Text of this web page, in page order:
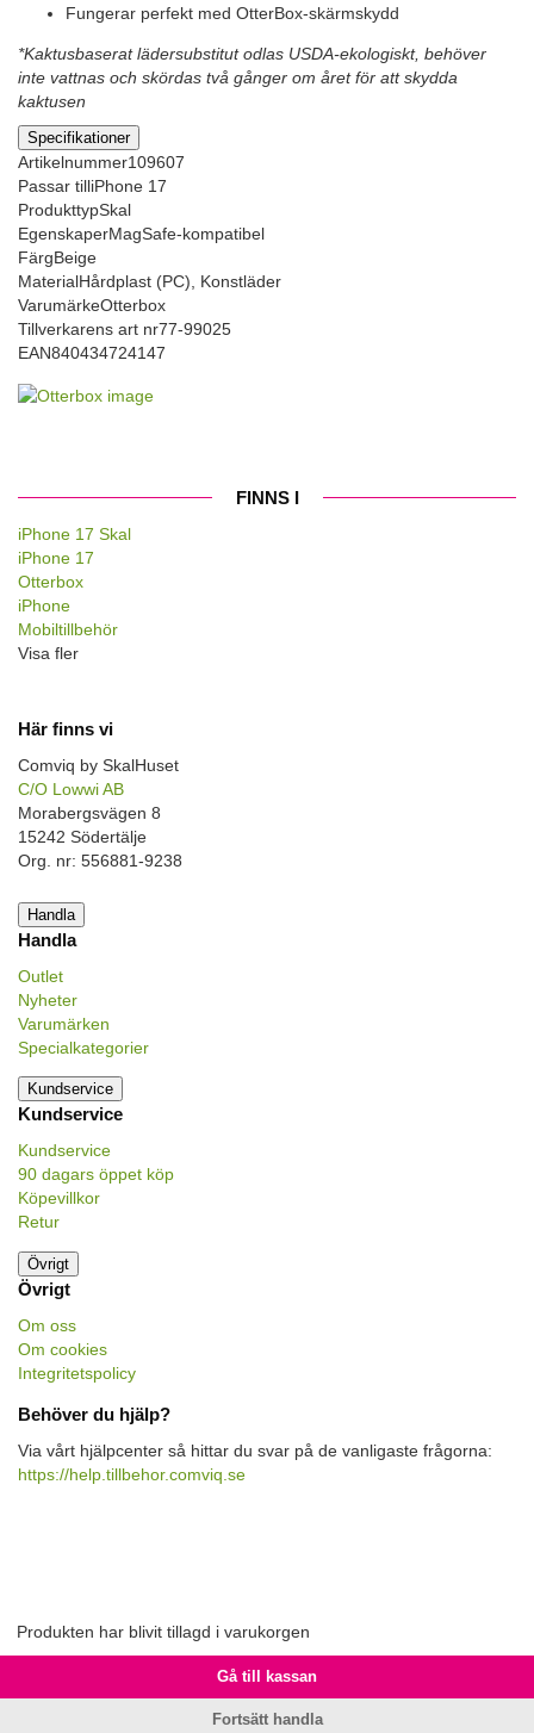
Fungerar perfekt med OtterBox-skärmskydd
*Kaktusbaserat lädersubstitut odlas USDA-ekologiskt, behöver
inte vattnas och skördas två gånger om året för att skydda
kaktusen
Specifikationer
Artikelnummer109607
Passar tilliPhone 17
ProdukttypSkal
EgenskaperMagSafe-kompatibel
FärgBeige
MaterialHårdplast (PC), Konstläder
VarumärkeOtterbox
Tillverkarens art nr77-99025
EAN840434724147
FINNS I
iPhone 17 Skal
iPhone 17
Otterbox
iPhone
Mobiltillbehör
Visa fler
Här finns vi
Comviq by SkalHuset
C/O Lowwi AB
Morabergsvägen 8
15242 Södertälje
Org. nr: 556881-9238
Handla
Handla
Outlet
Nyheter
Varumärken
Specialkategorier
Kundservice
Kundservice
Kundservice
90 dagars öppet köp
Köpevillkor
Retur
Övrigt
Övrigt
Om oss
Om cookies
Integritetspolicy
Behöver du hjälp?
Via vårt hjälpcenter så hittar du svar på de vanligaste frågorna:
https://help.tillbehor.comviq.se
Produkten har blivit tillagd i varukorgen
Gå till kassan
Fortsätt handla